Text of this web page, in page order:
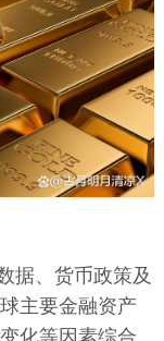
据、货币政策及
主要金融资产
化等因素综合